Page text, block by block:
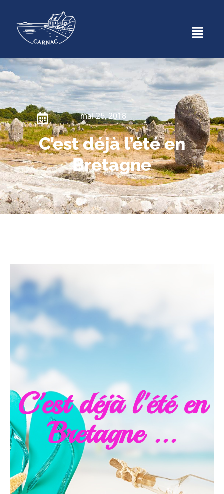
C’est déjà l’été en
Bretagne
mai 25, 2018
C'est déjà l'été en
Bretagne ...